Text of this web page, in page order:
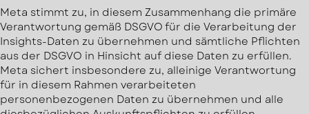
Meta stimmt zu, in diesem Zusammenhang die primäre
Verantwortung gemäß DSGVO für die Verarbeitung der
Insights-Daten zu übernehmen und sämtliche Pflichten
aus der DSGVO in Hinsicht auf diese Daten zu erfüllen.
Meta sichert insbesondere zu, alleinige Verantwortung
für in diesem Rahmen verarbeiteten
personenbezogenen Daten zu übernehmen und alle